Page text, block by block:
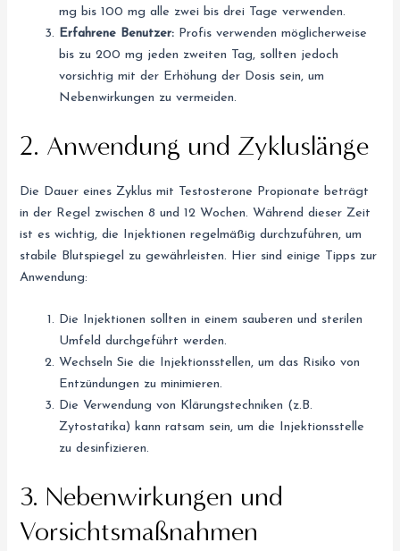
mg bis 100 mg alle zwei bis drei Tage verwenden.
Erfahrene Benutzer: Profis verwenden möglicherweise
bis zu 200 mg jeden zweiten Tag, sollten jedoch
vorsichtig mit der Erhöhung der Dosis sein, um
Nebenwirkungen zu vermeiden.
2. Anwendung und Zykluslänge
Die Dauer eines Zyklus mit Testosterone Propionate beträgt
in der Regel zwischen 8 und 12 Wochen. Während dieser Zeit
ist es wichtig, die Injektionen regelmäßig durchzuführen, um
stabile Blutspiegel zu gewährleisten. Hier sind einige Tipps zur
Anwendung:
Die Injektionen sollten in einem sauberen und sterilen
Umfeld durchgeführt werden.
Wechseln Sie die Injektionsstellen, um das Risiko von
Entzündungen zu minimieren.
Die Verwendung von Klärungstechniken (z.B.
Zytostatika) kann ratsam sein, um die Injektionsstelle
zu desinfizieren.
3. Nebenwirkungen und
Vorsichtsmaßnahmen